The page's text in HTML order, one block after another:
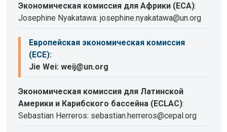
Экономическая комиссия для Африки (ECA):
Josephine Nyakatawa: josephine.nyakatawa@un.org
Европейская экономическая комиссия
(ECE):
Jie Wei: weij@un.org
Экономическая комиссия для Латинской
Америки и Карибского бассейна (ECLAC):
Sebastian Herreros: sebastian.herreros@cepal.org